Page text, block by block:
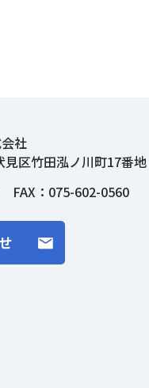
社
見区竹田泓ノ川町17番地
FAX：075-602-0560